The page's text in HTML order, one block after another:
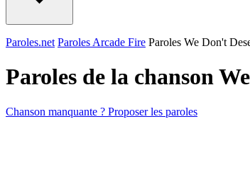
Paroles.net Paroles Arcade Fire Paroles We Don't
Paroles de la chanson
Chanson manquante ? Proposer les paroles